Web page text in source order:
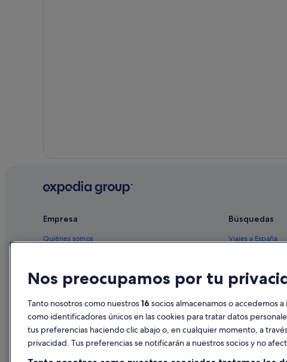
Empresa
Quiénes somos
Anuncia tu alojamiento
Prensa
Búsquedas
Viajes a España
Alquileres
Vuelos baratos
Alquiler de
Nos preocupamos por tu
Tanto nosotros como nuestros16 socios almacenamos o accedemos
como identificadores únicos en las cookies para tratar datos
tus preferencias haciendo clic abajo o, en cualquier momento, a
privacidad. Tus preferencias se notificarán a nuestros socios y no